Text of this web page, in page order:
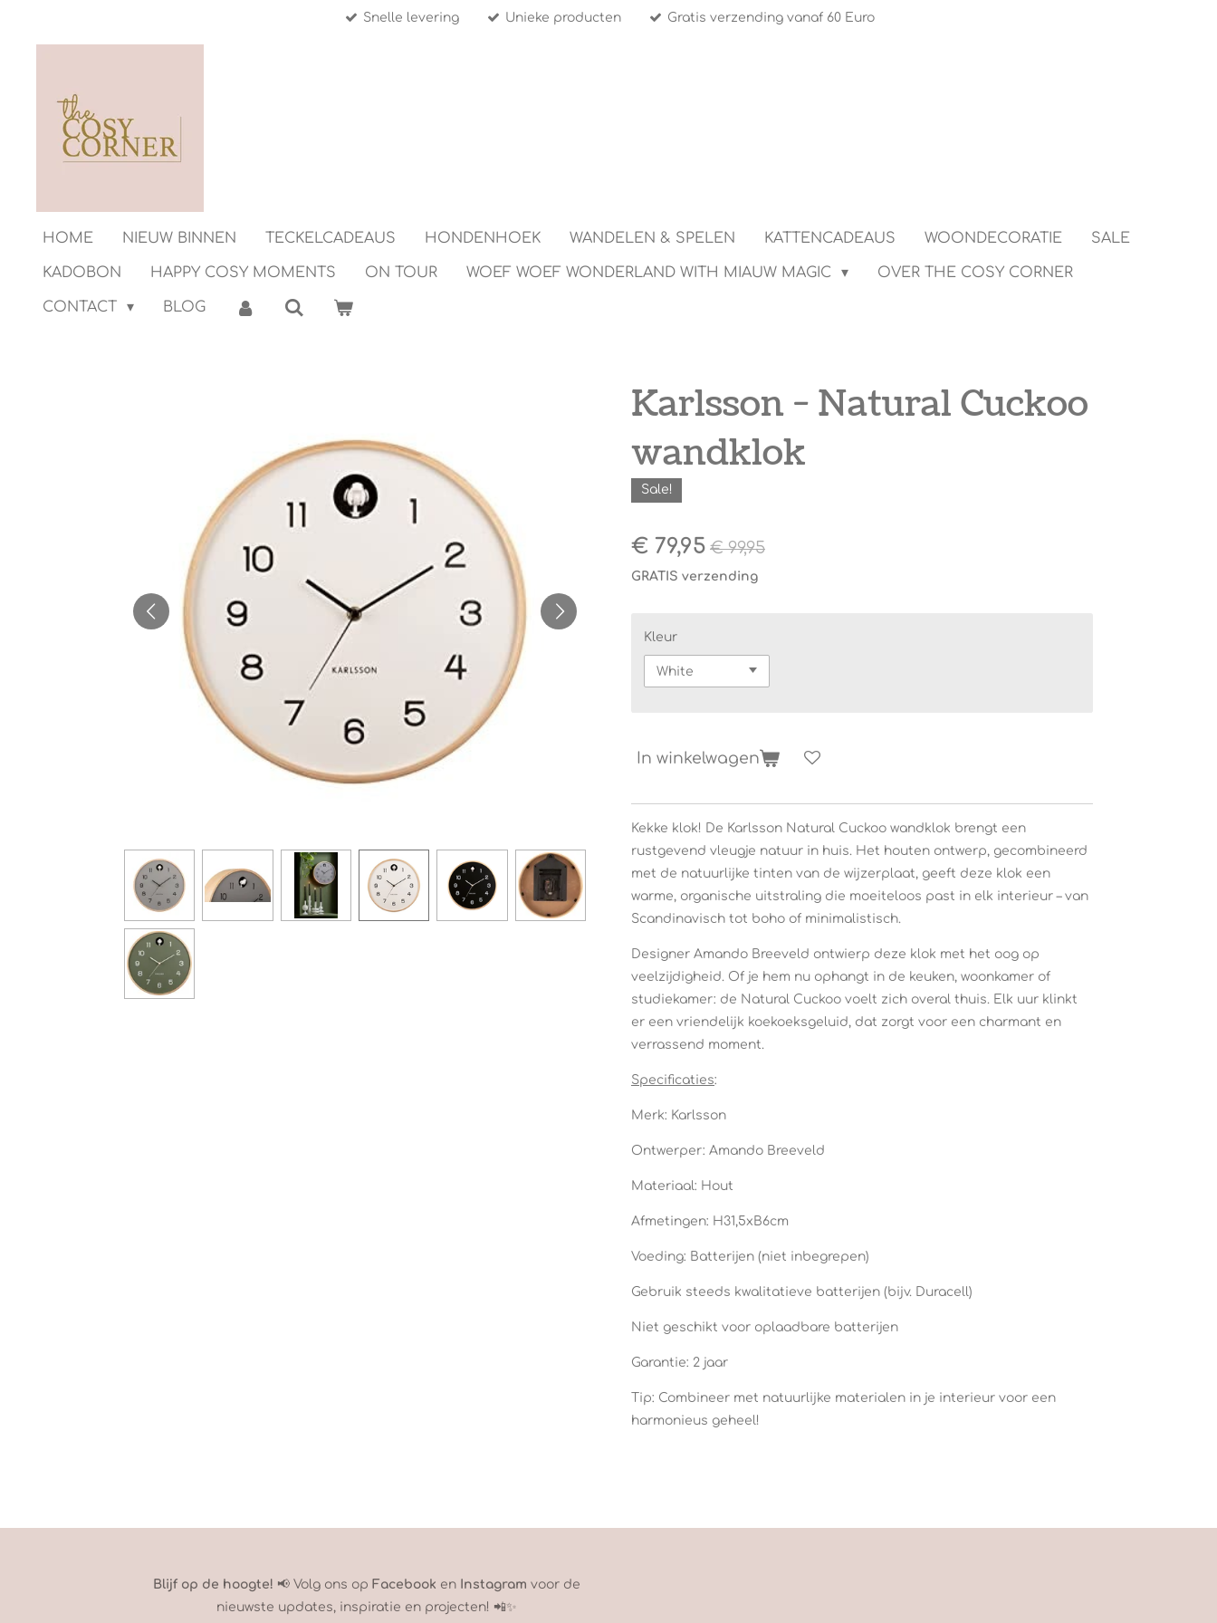
direct
hoofdinhoud
Snelle levering Unieke producten Gratis verzending vanaf 60 Euro
HOME NIEUW BINNEN TECKELCADEAUS HONDENHOEK WANDELEN & SPELEN KATTENCADEAUS WOONDECORATIE SALE
KADOBON HAPPY COSY MOMENTS ON TOUR WOEF WOEF WONDERLAND WITH MIAUW MAGIC OVER THE COSY CORNER
CONTACT BLOG
Karlsson - Natural Cuckoo
wandklok
Sale!
€ 79,95 € 99,95
GRATIS verzending
Kleur
In winkelwagen
Kekke klok! De Karlsson Natural Cuckoo wandklok brengt een
rustgevend vleugje natuur in huis. Het houten ontwerp, gecombineerd
met de natuurlijke tinten van de wijzerplaat, geeft deze klok een
warme, organische uitstraling die moeiteloos past in elk interieur – van
Scandinavisch tot boho of minimalistisch.
Designer Amando Breeveld ontwierp deze klok met het oog op
veelzijdigheid. Of je hem nu ophangt in de keuken, woonkamer of
studiekamer: de Natural Cuckoo voelt zich overal thuis. Elk uur klinkt
er een vriendelijk koekoeksgeluid, dat zorgt voor een charmant en
verrassend moment.
Specificaties:
Merk: Karlsson
Ontwerper: Amando Breeveld
Materiaal: Hout
Afmetingen: H31,5xB6cm
Voeding: Batterijen (niet inbegrepen)
Gebruik steeds kwalitatieve batterijen (bijv. Duracell)
Niet geschikt voor oplaadbare batterijen
Garantie: 2 jaar
Tip: Combineer met natuurlijke materialen in je interieur voor een
harmonieus geheel!
Blijf op de hoogte! 📢 Volg ons op Facebook en Instagram voor de
nieuwste updates, inspiratie en projecten! 📲✨